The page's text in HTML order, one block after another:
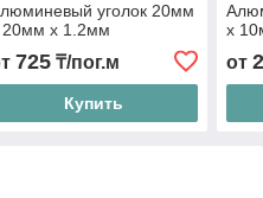
уголок 20мм
20мм х 1.2мм
725₸/пог.м
Купить
х
от